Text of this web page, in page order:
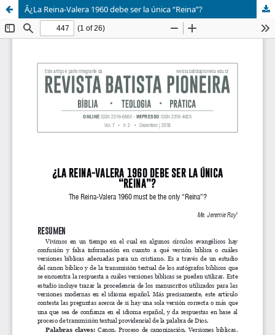
Â¿La Reina-Valera 1960 debe ser la única “Reina”?